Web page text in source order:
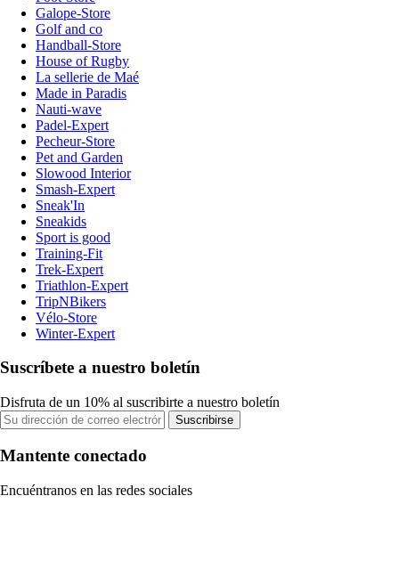
Galope-Store
Golf and co
Handball-Store
House of Rugby
La sellerie de Maé
Made in Paradis
Nauti-wave
Padel-Expert
Pecheur-Store
Pet and Garden
Slowood Interior
Smash-Expert
Sneak'In
Sneakids
Sport is good
Training-Fit
Trek-Expert
Triathlon-Expert
TripNBikers
Vélo-Store
Winter-Expert
Suscríbete a nuestro boletín
Disfruta de un 10% al suscribirte a nuestro boletín
Suscribirse
Mantente conectado
Encuéntranos en las redes sociales